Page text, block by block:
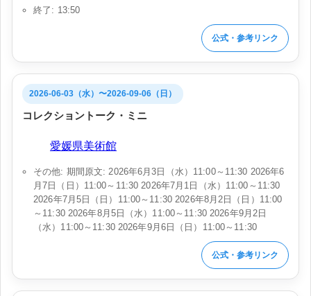
終了: 13:50
公式・参考リンク
2026-06-03（水）〜2026-09-06（日）
コレクショントーク・ミニ
愛媛県美術館
その他: 期間原文: 2026年6月3日（水）11:00～11:30 2026年6
月7日（日）11:00～11:30 2026年7月1日（水）11:00～11:30
2026年7月5日（日）11:00～11:30 2026年8月2日（日）11:00
～11:30 2026年8月5日（水）11:00～11:30 2026年9月2日
（水）11:00～11:30 2026年9月6日（日）11:00～11:30
公式・参考リンク